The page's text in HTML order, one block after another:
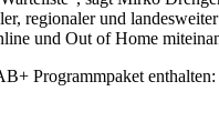
regionaler und
und Out of Home
Programmpaket enthalten: